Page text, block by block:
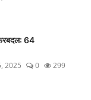
64
2025 0 299